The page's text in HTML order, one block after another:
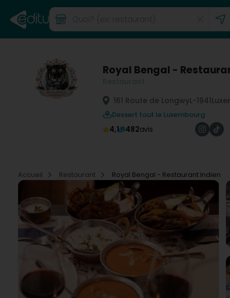
Royal Bengal -
161 Route de LongwyL-1941
Dessert tout le Luxembourg
4,1 482avis
Accueil Restaurant Royal Bengal - Restaurant Indien